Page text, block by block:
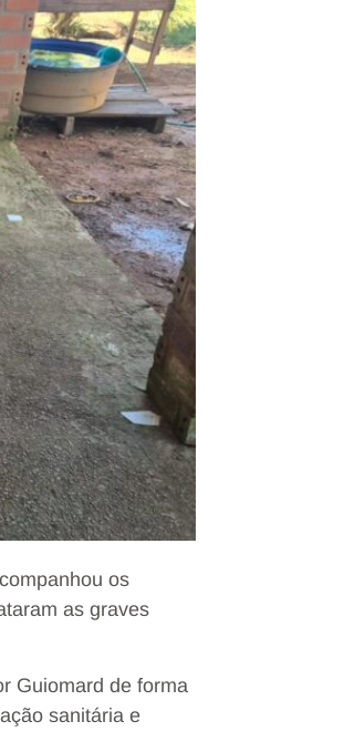
os
as graves
Guiomard de forma
sanitária e